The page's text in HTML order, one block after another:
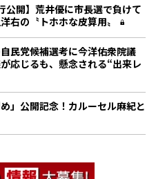
公開】荒井優に市長選で負けて
右の〝トホホな皮算用〟
民党候補選考に今洋佑衆院議
応じるも、懸念される“出来レ
」公開記念！カルーセル麻紀と